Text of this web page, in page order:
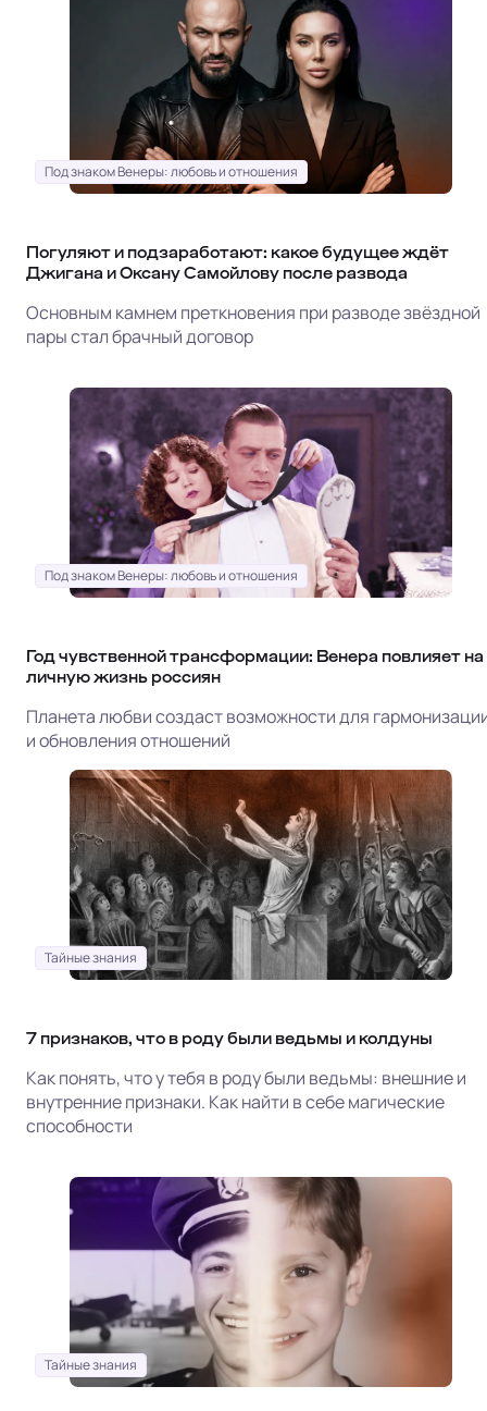
Под знаком Венеры: любовь и отношения
Погуляют и подзаработают: какое будущее ждёт
Джигана и Оксану Самойлову после развода
Основным камнем преткновения при разводе звёздной
пары стал брачный договор
Под знаком Венеры: любовь и отношения
Год чувственной трансформации: Венера повлияет на
личную жизнь россиян
Планета любви создаст возможности для
и обновления отношений
Тайные знания
7 признаков, что в роду были ведьмы и колдуны
Как понять, что у тебя в роду были ведьмы: внешние и
внутренние признаки. Как найти в себе магические
способности
Тайные знания